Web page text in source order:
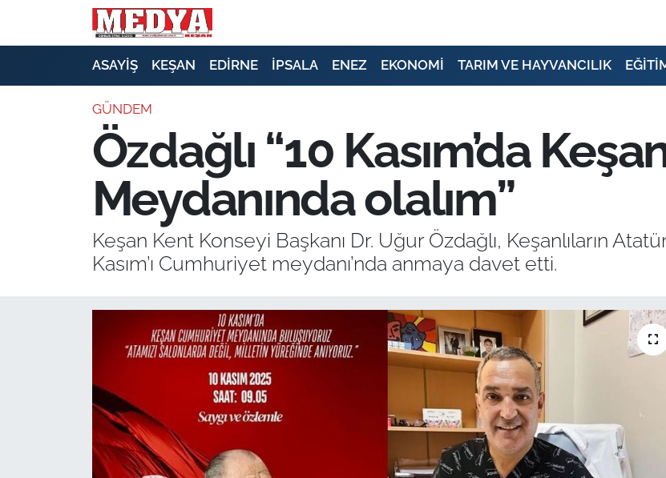
ASAYİŞ KEŞAN EDİRNE İPSALA ENEZ EKONOMİ TARIM VE HAYVANCILIK
GÜNDEM
Özdağlı “10 Kasım’da
Meydanında olalım”
Keşan Kent Konseyi Başkanı Dr. Uğur Özdağlı, Keşanlıların
Kasım’ı Cumhuriyet meydanı’nda anmaya davet etti.
E-GAZETE
SİYASET
EKONOMİ
SAĞLIK
TARIM VE HAYVANCILIK
KÜLTÜR SANAT
RESMİ İLAN